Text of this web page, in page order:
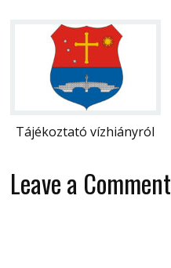
Tájékoztató vízhiányról
Leave a Comment